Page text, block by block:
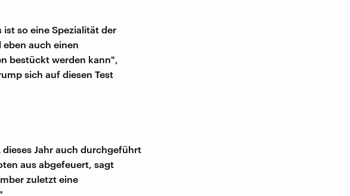
so eine Spezialität der
eben auch einen
bestückt werden kann",
sich auf diesen Test
dieses Jahr auch durchgeführt
aus abgefeuert, sagt
zuletzt eine